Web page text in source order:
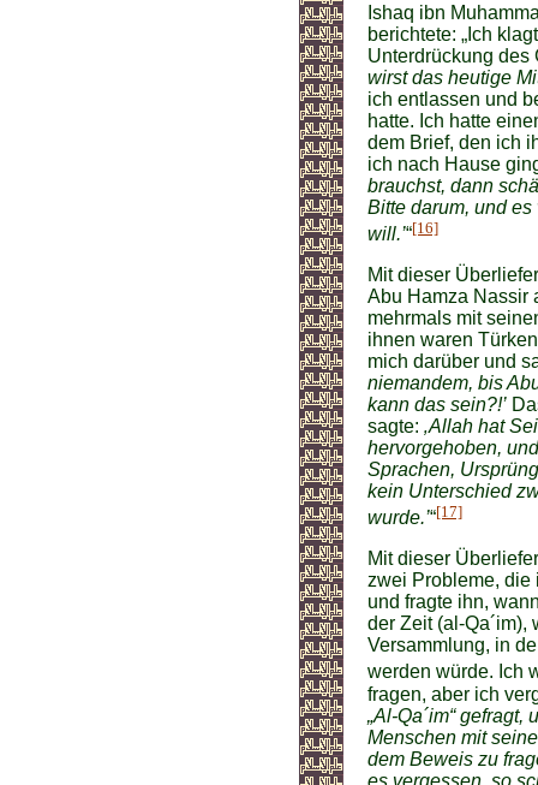
Ishaq ibn
berichtete: „Ich
Unterdrückung des
wirst das heutige
ich entlassen und
hatte. Ich hatte
dem Brief, den ich
ich nach Hause
brauchst, dann
Bitte darum, und
will.’“[16]
Mit dieser
Abu Hamza Nassir
mehrmals mit
ihnen waren
mich darüber und
niemandem, bis
kann das sein?!’
sagte: ‚Allah hat
hervorgehoben,
Sprachen,
kein Unterschied
wurde.’“[17]
Mit dieser
zwei Probleme, die
und fragte ihn,
der Zeit (al-
Versammlung, in
werden würde. Ich
fragen, aber ich
„Al-Qa´im“
Menschen mit
dem Beweis zu
es vergessen, so